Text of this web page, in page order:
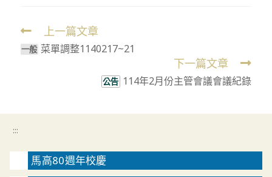
Read
more
上一篇文章
⼀般 菜單調整1140217~21
下一篇文章
公告 114年2月份主管會議會議紀錄
:::
馬高80週年校慶